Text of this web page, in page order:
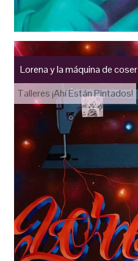
Lorena y la máquina de coser
Talleres ¡Ahí Están Pintados!